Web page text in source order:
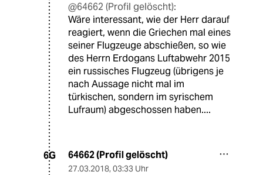
@64662 (Profil gelöscht):
Wäre interessant, wie der Herr darauf
reagiert, wenn die Griechen mal eines
seiner Flugzeuge abschießen, so wie
des Herrn Erdogans Luftabwehr 2015
ein russisches Flugzeug (übrigens je
nach Aussage nicht mal im
türkischen, sondern im syrischem
Lufraum) abgeschossen haben....
6G 64662 (Profil gelöscht)
27.03.2018, 03:33 Uhr